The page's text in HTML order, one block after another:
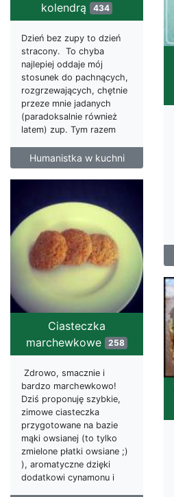
kolendrą
434
Dzień bez zupy to dzień
stracony. To chyba
najlepiej oddaje mój
stosunek do pachnących,
rozgrzewających, chętnie
przeze mnie jadanych
(paradoksalnie również
latem) zup. Tym razem
Humanistka w kuchni
Ciasteczka
marchewkowe
258
Zdrowo, smacznie i
bardzo marchewkowo!
Dziś proponuję szybkie,
zimowe ciasteczka
przygotowane na bazie
mąki owsianej (to tylko
zmielone płatki owsiane ;)
), aromatyczne dzięki
dodatkowi cynamonu i